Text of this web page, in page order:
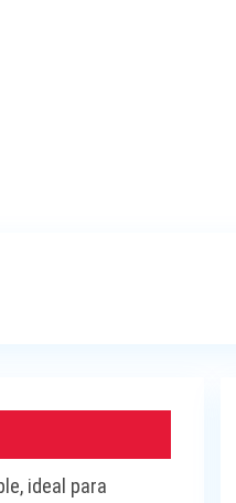
ideal para